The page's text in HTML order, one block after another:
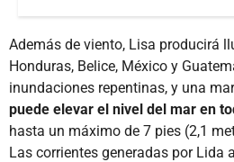
Además de viento, Lisa producirá
Honduras, Belice, México y
inundaciones repentinas, y una
puede elevar el nivel del mar en
hasta un máximo de 7 pies (2,1
Las corrientes generadas por Lida